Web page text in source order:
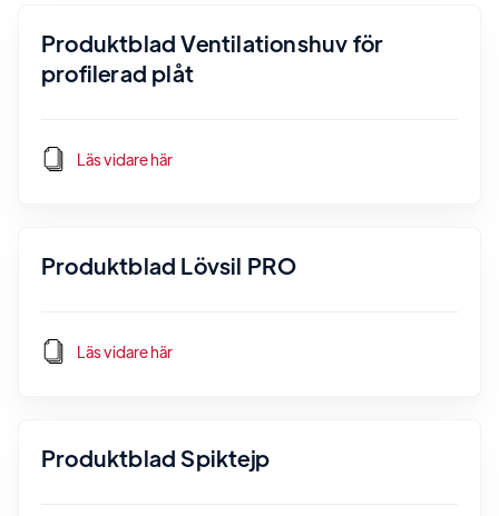
Produktblad Ventilationshuv för
profilerad plåt
Läs vidare här
Produktblad Lövsil PRO
Läs vidare här
Produktblad Spiktejp